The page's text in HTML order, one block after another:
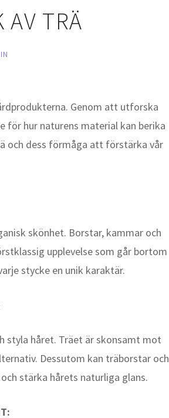
AV TRÄ
Genom att utforska
för hur naturens material kan berika
och dess förmåga att förstärka vår
skönhet. Borstar, kammar och
upplevelse som går bortom
stycke en unik karaktär.
styla håret. Träet är skonsamt mot
Dessutom kan träborstar och
stärka hårets naturliga glans.